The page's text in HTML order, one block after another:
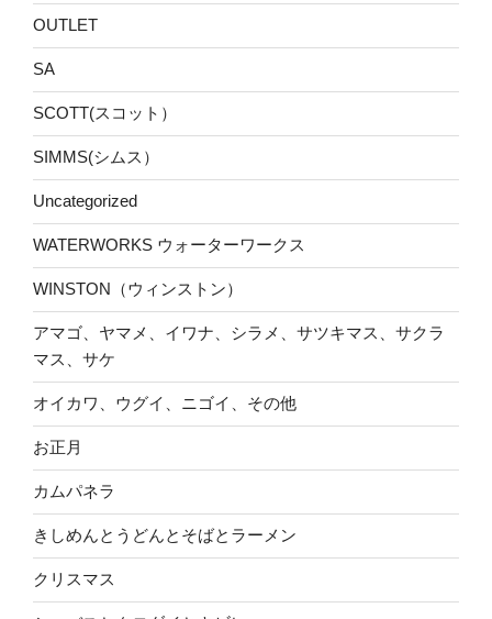
OUTLET
SA
SCOTT(スコット）
SIMMS(シムス）
Uncategorized
WATERWORKS ウォーターワークス
WINSTON（ウィンストン）
アマゴ、ヤマメ、イワナ、シラメ、サツキマス、サクラ
マス、サケ
オイカワ、ウグイ、ニゴイ、その他
お正月
カムパネラ
きしめんとうどんとそばとラーメン
クリスマス